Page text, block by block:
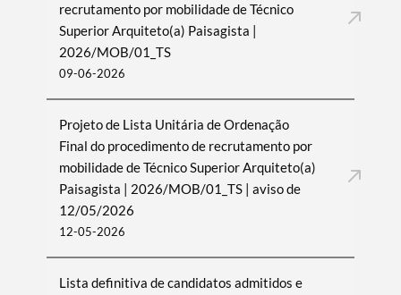
recrutamento por mobilidade de Técnico
Superior Arquiteto(a) Paisagista |
2026/MOB/01_TS
09-06-2026
Projeto de Lista Unitária de Ordenação
Final do procedimento de recrutamento por
mobilidade de Técnico Superior Arquiteto(a)
Paisagista | 2026/MOB/01_TS | aviso de
12/05/2026
12-05-2026
Lista definitiva de candidatos admitidos e